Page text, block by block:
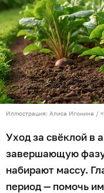
Иллюстрация: Алиса Игонина /
Уход за свёклой в
завершающую
набирают массу.
период — помочь